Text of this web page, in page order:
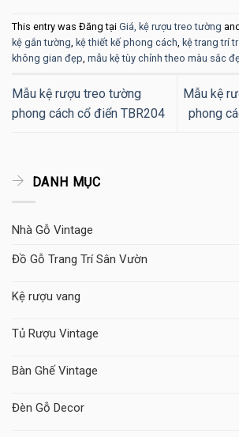
This entry was Đăng tại Giá, kệ rượu treo tường
kệ gắn tường, kệ thiết kế phong cách, kệ trang trí
không gian đẹp, mẫu kệ tùy chỉnh theo màu sắc
Mẫu kệ rượu treo tường
phong cách cổ điển TBR204
Mẫu kệ
phong
DANH MỤC
Nhà Gỗ Vintage
Đồ Gỗ Trang Trí Sân Vườn
Kệ rượu vang
Tủ Rượu Vintage
Bàn Ghế Vintage
Đèn Gỗ Decor